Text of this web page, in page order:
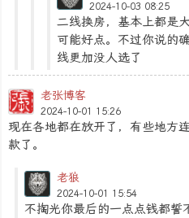
2024-10-03 08:25
二线换房，基本上都是
可能好点。不过你说的
线更加没人选了
老张博客
2024-10-01 15:26
现在各地都在放开了，有些地方
款了。
老狼
2024-10-01 15:54
不掏光你最后的一点点钱都誓